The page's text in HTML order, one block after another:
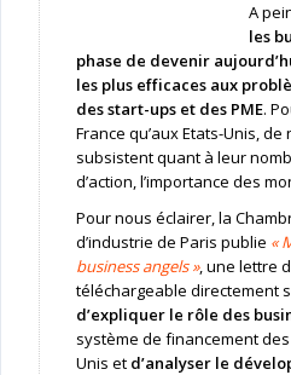
A
les
phase de devenir
les plus efficaces aux
des start-ups et des PME.
France qu’aux Etats-Unis,
subsistent quant à leur
d’action, l’importance des
Pour nous éclairer, la
d’industrie de Paris publie «
business angels », une lettre
téléchargeable directement
d’expliquer le rôle des
système de financement
Unis et d’analyser le